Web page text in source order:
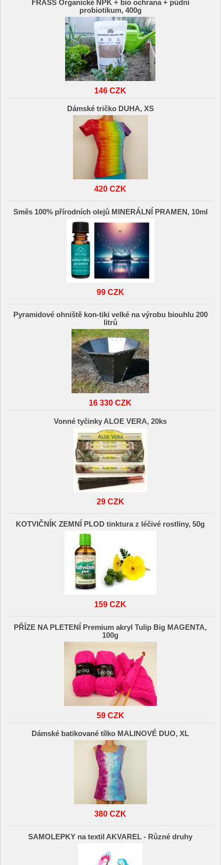
FRASS Organické NPK + bio ochrana + půdní
probiotikum, 400g
146 CZK
Dámské tričko DUHA, XS
420 CZK
Směs 100% přírodních olejů MINERÁLNÍ PRAMEN, 10ml
99 CZK
Pyramidové ohniště kon-tiki velké na výrobu biouhlu 200
litrů
16 330 CZK
Vonné tyčinky ALOE VERA, 20ks
29 CZK
KOTVIČNÍK ZEMNÍ PLOD tinktura z léčivé rostliny, 50g
159 CZK
PŘÍZE NA PLETENÍ Premium akryl Tulip Big MAGENTA,
100g
59 CZK
Dámské batikované tílko MALINOVÉ DUO, XL
380 CZK
SAMOLEPKY na textil AKVAREL - Různé druhy